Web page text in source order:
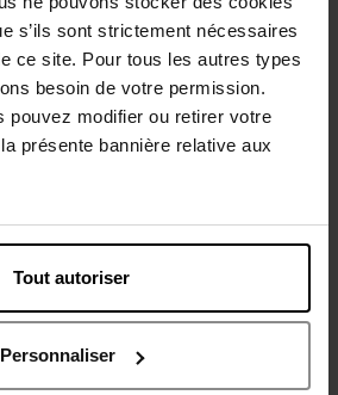
s’ils sont strictement nécessaires
ce site. Pour tous les autres types
besoin de votre permission.
pouvez modifier ou retirer votre
présente bannière relative aux
Tout autoriser
Personnaliser
iets vergeten ?